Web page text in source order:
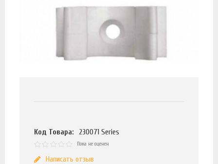
Код Товара: 230071 Series
Пока не оценен
Написать отзыв